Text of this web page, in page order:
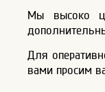
Мы высоко
Для
вами просим